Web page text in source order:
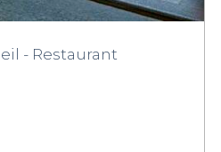
- Restaurant